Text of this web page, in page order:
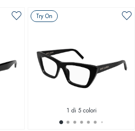
Try On
1 di 5 colori